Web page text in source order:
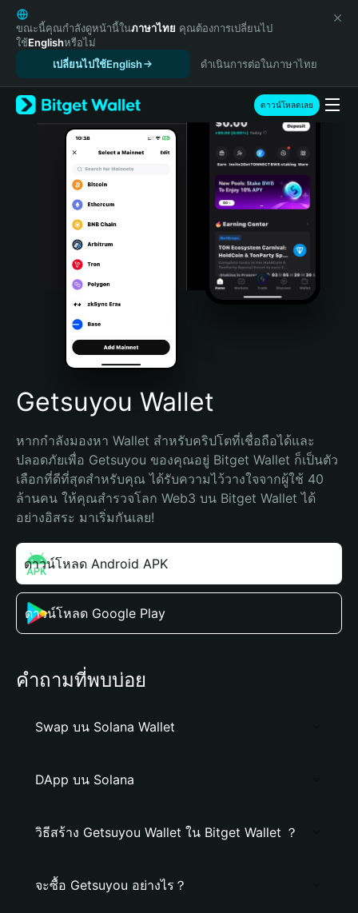
English
日本語
Tiếng Việt
Español (Latinoamérica)
Türkçe
Italiano
Português (Portugal)
Bahasa Indonesia
Português (Brasil)
Español (Argentina)
ขณะนี้คุณกำลังดูหน้านี้ในภาษาไทย คุณต้องการเปลี่ยนไป
ใช้Englishหรือไม่
เปลี่ยนไปใช้English
ดำเนินการต่อในภาษาไทย
ดาวน์โหลดเลย
Getsuyou Wallet
หากกำลังมองหา Wallet สำหรับคริปโตที่เชื่อถือได้และ
ปลอดภัยเพื่อ Getsuyou ของคุณอยู่ Bitget Wallet ก็เป็นตัว
เลือกที่ดีที่สุดสำหรับคุณ ได้รับความไว้วางใจจากผู้ใช้ 40
ล้านคน ให้คุณสำรวจโลก Web3 บน Bitget Wallet ได้
อย่างอิสระ มาเริ่มกันเลย!
ดาวน์โหลด Android APK
ดาวน์โหลด Google Play
คำถามที่พบบ่อย
Swap บน Solana Wallet
DApp บน Solana
วิธีสร้าง Getsuyou Wallet ใน Bitget Wallet ？
จะซื้อ Getsuyou อย่างไร？